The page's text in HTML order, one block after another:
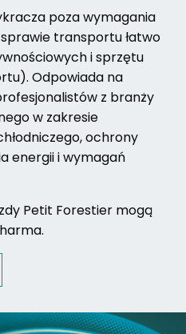
poza wymagania
transportu łatwo
i sprzętu
Odpowiada na
z branży
w zakresie
ochrony
energii i wymagań
Petit Forestier mogą